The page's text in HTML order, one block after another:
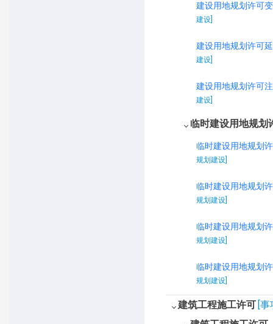
建设用地规划许可
建设]
建设用地规划许可
建设]
建设用地规划许可
建设]
临时建设用地规划
临时建设用地规划
规划建设]
临时建设用地规划
规划建设]
临时建设用地规划
规划建设]
临时建设用地规划
规划建设]
建筑工程施工许可 [